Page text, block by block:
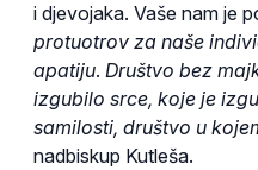
i djevojaka. Vaše nam je
protuotrov za naše
apatiju. Društvo bez
izgubilo srce, koje je
samilosti, društvo u
nadbiskup Kutleša.